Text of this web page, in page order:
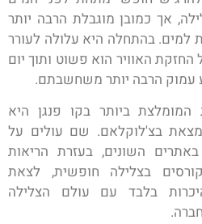
אך כמובן מוגבלת הרבה יותר
למים.בהתחלה היא עלולה לעורר
האוויר הוא פשוט ותוך יום
עמוק הרבה יותר משחשבתם.
המומלצת ביותר בקו פנגן היא
בצ'לוקלאם. שם עולים על
באתרים השונים, בעזרת הריאות
בצלילה חופשית, לצאת
בלבד עם עולם הצלילה